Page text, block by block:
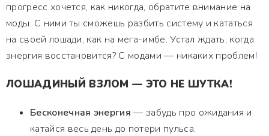
прогресс хочется, как никогда, обратите внимание на
моды. С ними ты сможешь разбить систему и кататься
на своей лошади, как на мега-имбе. Устал ждать, когда
энергия восстановится? С модами — никаких проблем!
ЛОШАДИНЫЙ ВЗЛОМ — ЭТО НЕ ШУТКА!
Бесконечная энергия — забудь про ожидания и
катайся весь день до потери пульса.